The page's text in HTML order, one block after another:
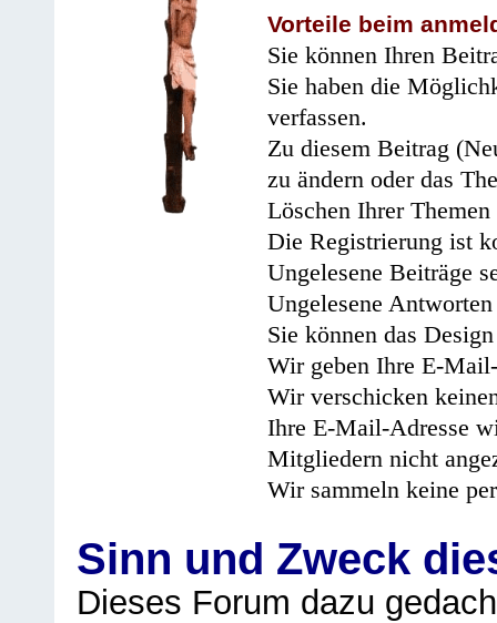
Vorteile beim
Sie können Ihren
Sie haben die
verfassen.
Zu diesem Beitrag
zu ändern oder das
Löschen Ihrer
Die Registrierung ist
Ungelesene Beiträge
Ungelesene
Sie können das
Wir geben Ihre E-
Wir verschicken
Ihre E-Mail-Adresse
Mitgliedern nicht
Wir sammeln keine
Sinn und Zweck
Dieses Forum dazu